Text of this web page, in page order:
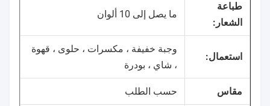
طباعة
الشعار:
ما يصل إلى 10 ألوان
استعمال:
وجبة خفيفة ، مكسرات ، حلوى ، قهوة
، شاي ، بودرة
مقاس حسب الطلب